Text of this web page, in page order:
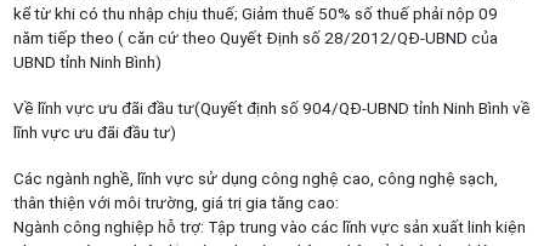
kể từ khi có thu nhập chịu thuế; Giảm thuế 50% số thuế phải nộp 09
năm tiếp theo ( căn cứ theo Quyết Định số 28/2012/QĐ-UBND của
UBND tỉnh Ninh Bình)
Về lĩnh vực ưu đãi đầu tư(Quyết định số 904/QĐ-UBND tỉnh Ninh Bình về
lĩnh vực ưu đãi đầu tư)
Các ngành nghề, lĩnh vực sử dụng công nghệ cao, công nghệ sạch,
thân thiện với môi trường, giá trị gia tăng cao:
Ngành công nghiệp hỗ trợ: Tập trung vào các lĩnh vực sản xuất linh kiện